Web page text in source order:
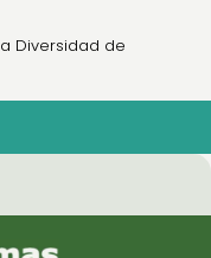
Diversidad de